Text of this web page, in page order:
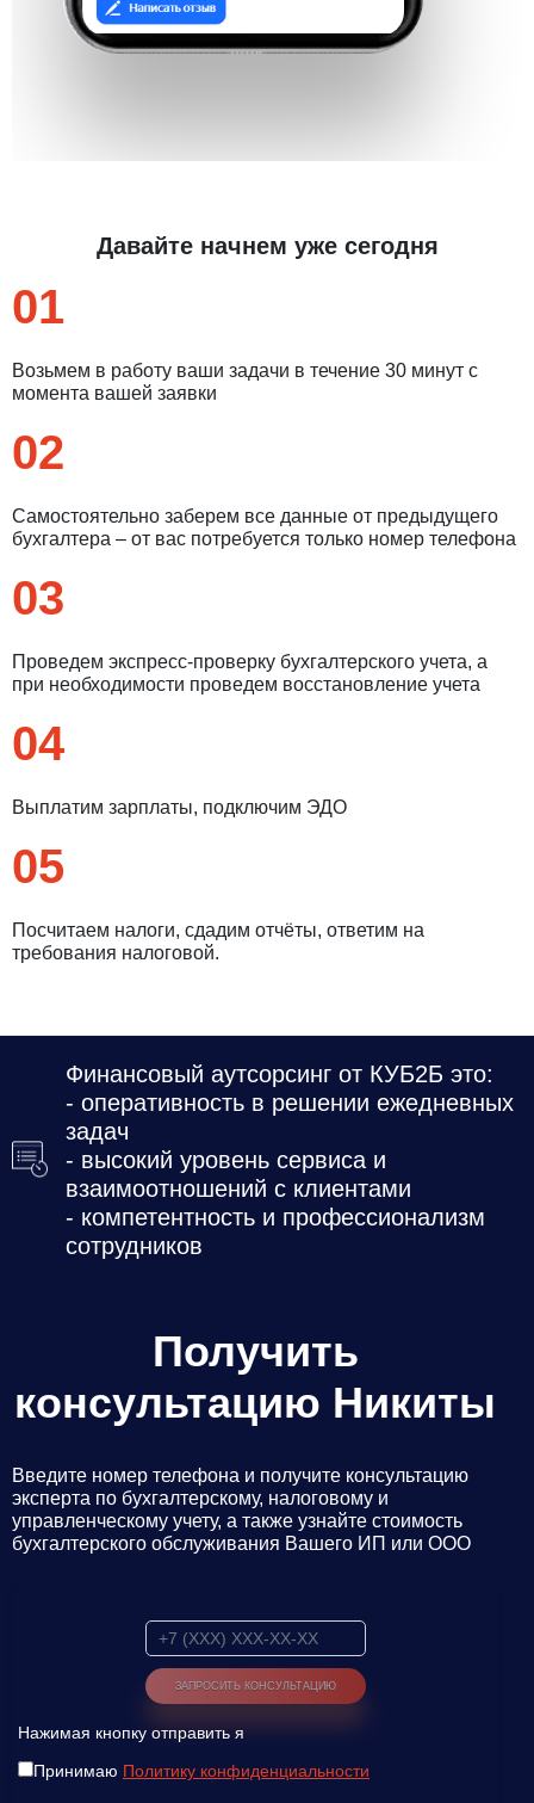
Давайте начнем уже сегодня
01
Возьмем в работу ваши задачи в течение 30 минут с
момента вашей заявки
02
Самостоятельно заберем все данные от предыдущего
бухгалтера – от вас потребуется только номер телефона
03
Проведем экспресс-проверку бухгалтерского учета, а
при необходимости проведем восстановление учета
04
Выплатим зарплаты, подключим ЭДО
05
Посчитаем налоги, сдадим отчёты, ответим на
требования налоговой.
Финансовый аутсорсинг от КУБ2Б это:
- оперативность в решении ежедневных
задач
- высокий уровень сервиса и
взаимоотношений с клиентами
- компетентность и профессионализм
сотрудников
Получить
консультацию Никиты
Введите номер телефона и получите консультацию
эксперта по бухгалтерскому, налоговому и
управленческому учету, а также узнайте стоимость
бухгалтерского обслуживания Вашего ИП или ООО
Нажимая кнопку отправить я
Принимаю Политику конфиденциальности
Введите ваш номер телефона и мы вам
перезвоним!
ПринимаюПолитику конфиденциальности